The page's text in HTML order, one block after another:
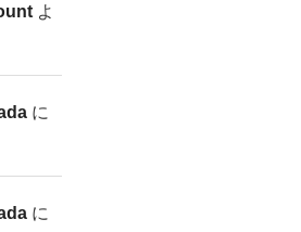
よ
に
に